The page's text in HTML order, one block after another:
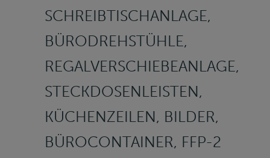
SCHREIBTISCHANLAGE,
BÜRODREHSTÜHLE,
REGALVERSCHIEBEANLAGE,
STECKDOSENLEISTEN,
KÜCHENZEILEN, BILDER,
BÜROCONTAINER, FFP-2